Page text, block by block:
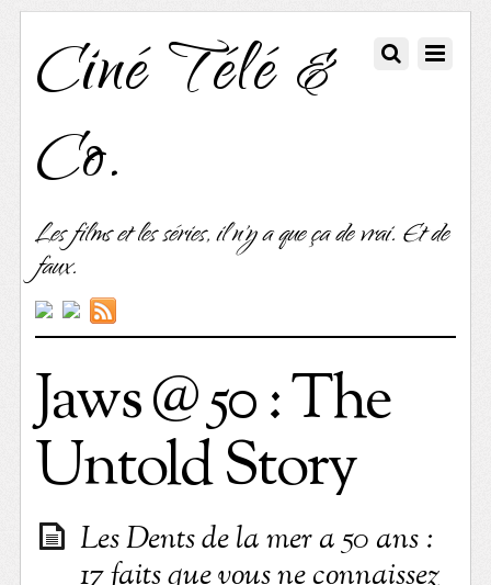
Ciné Télé &
Co.
Les films et les séries, il n'y a que ça de vrai. Et de
faux.
Jaws @ 50 : The
Untold Story
Les Dents de la mer a 50 ans :
17 faits que vous ne connaissez